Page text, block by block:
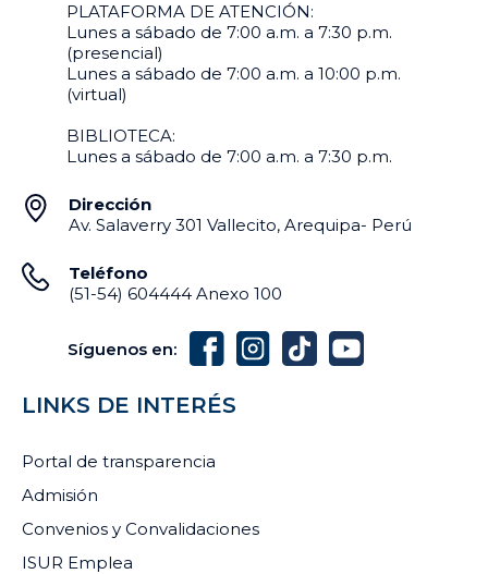
PLATAFORMA DE ATENCIÓN:
Lunes a sábado de 7:00 a.m. a 7:30 p.m.
(presencial)
Lunes a sábado de 7:00 a.m. a 10:00 p.m.
(virtual)
BIBLIOTECA:
Lunes a sábado de 7:00 a.m. a 7:30 p.m.
Dirección
Av. Salaverry 301 Vallecito, Arequipa- Perú
Teléfono
(51-54) 604444 Anexo 100
Síguenos en:
LINKS DE INTERÉS
Portal de transparencia
Admisión
Convenios y Convalidaciones
ISUR Emplea